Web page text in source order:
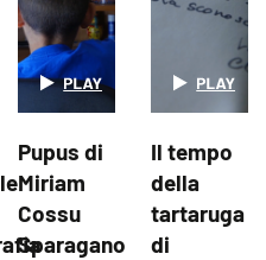
Pupus di
Miriam
Cossu
Sparagano
Il tempo
della
tartaruga
di